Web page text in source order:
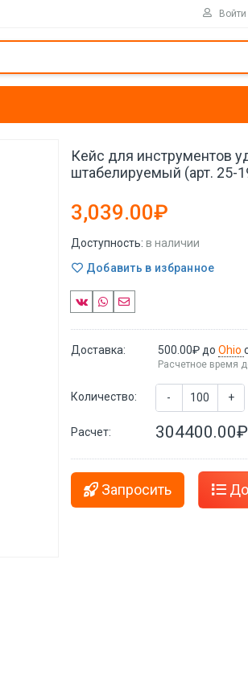
Кейс для инструментов
штабелируемый (арт. 25-
3,039.00₽
Доступность: в наличии
Добавить в избранное
Доставка: 500.00₽ доOhio
Расчетное время
Количество: - +
Расчет: 304400.00₽
Запросить